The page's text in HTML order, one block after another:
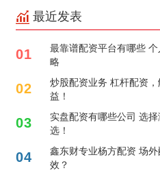
最近发表
01
最靠谱配资平台有哪些
略
02
炒股配资业务 杠杆配资
益！
03
实盘配资有哪些公司 选
选！
04
鑫东财专业杨方配资 场
效？